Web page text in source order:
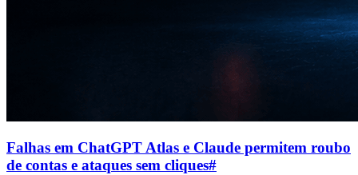
Falhas em ChatGPT Atlas e Claude permitem roubo
de contas e ataques sem cliques#